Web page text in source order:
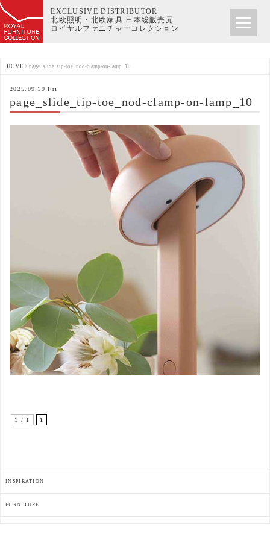
EXCLUSIVE DISTRIBUTOR
北欧照明・北欧家具 日本総販売元
ロイヤルファニチャーコレクション
HOME > page_slide_tip-toe_nod-clamp-on-lamp_10
2025.09.19 Fri
page_slide_tip-toe_nod-clamp-on-lamp_10
1 / 1 1
INSPIRATION
FURNITURE